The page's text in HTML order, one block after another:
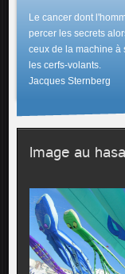
Le cancer dont
percer les secrets
ceux de la machine à
les cerfs-volants.
Jacques Sternberg
Image au